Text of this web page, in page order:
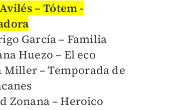
– Tótem -
García – Familia
Huezo – El eco
Miller – Temporada de
Zonana – Heroico